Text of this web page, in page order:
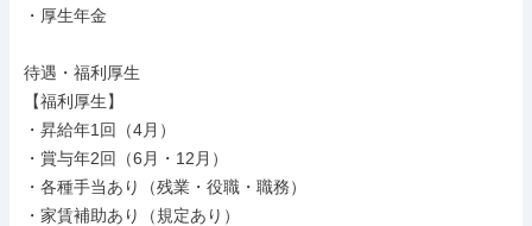
・厚生年金
待遇・福利厚生
【福利厚生】
・昇給年1回（4月）
・賞与年2回（6月・12月）
・各種手当あり（残業・役職・職務）
・家賃補助あり（規定あり）